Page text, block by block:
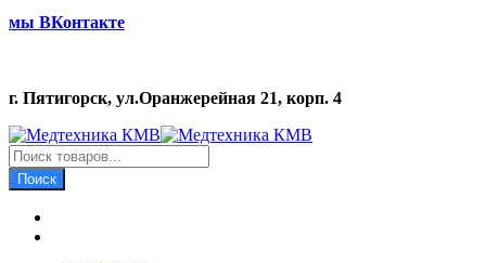
мы ВКонтакте
г. Пятигорск, ул.Оранжерейная 21, корп. 4
Поиск
товаров
Поиск